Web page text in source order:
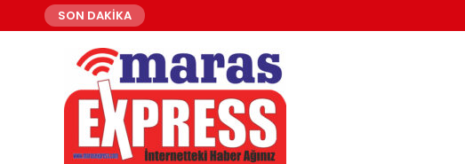
SON DAKİKA